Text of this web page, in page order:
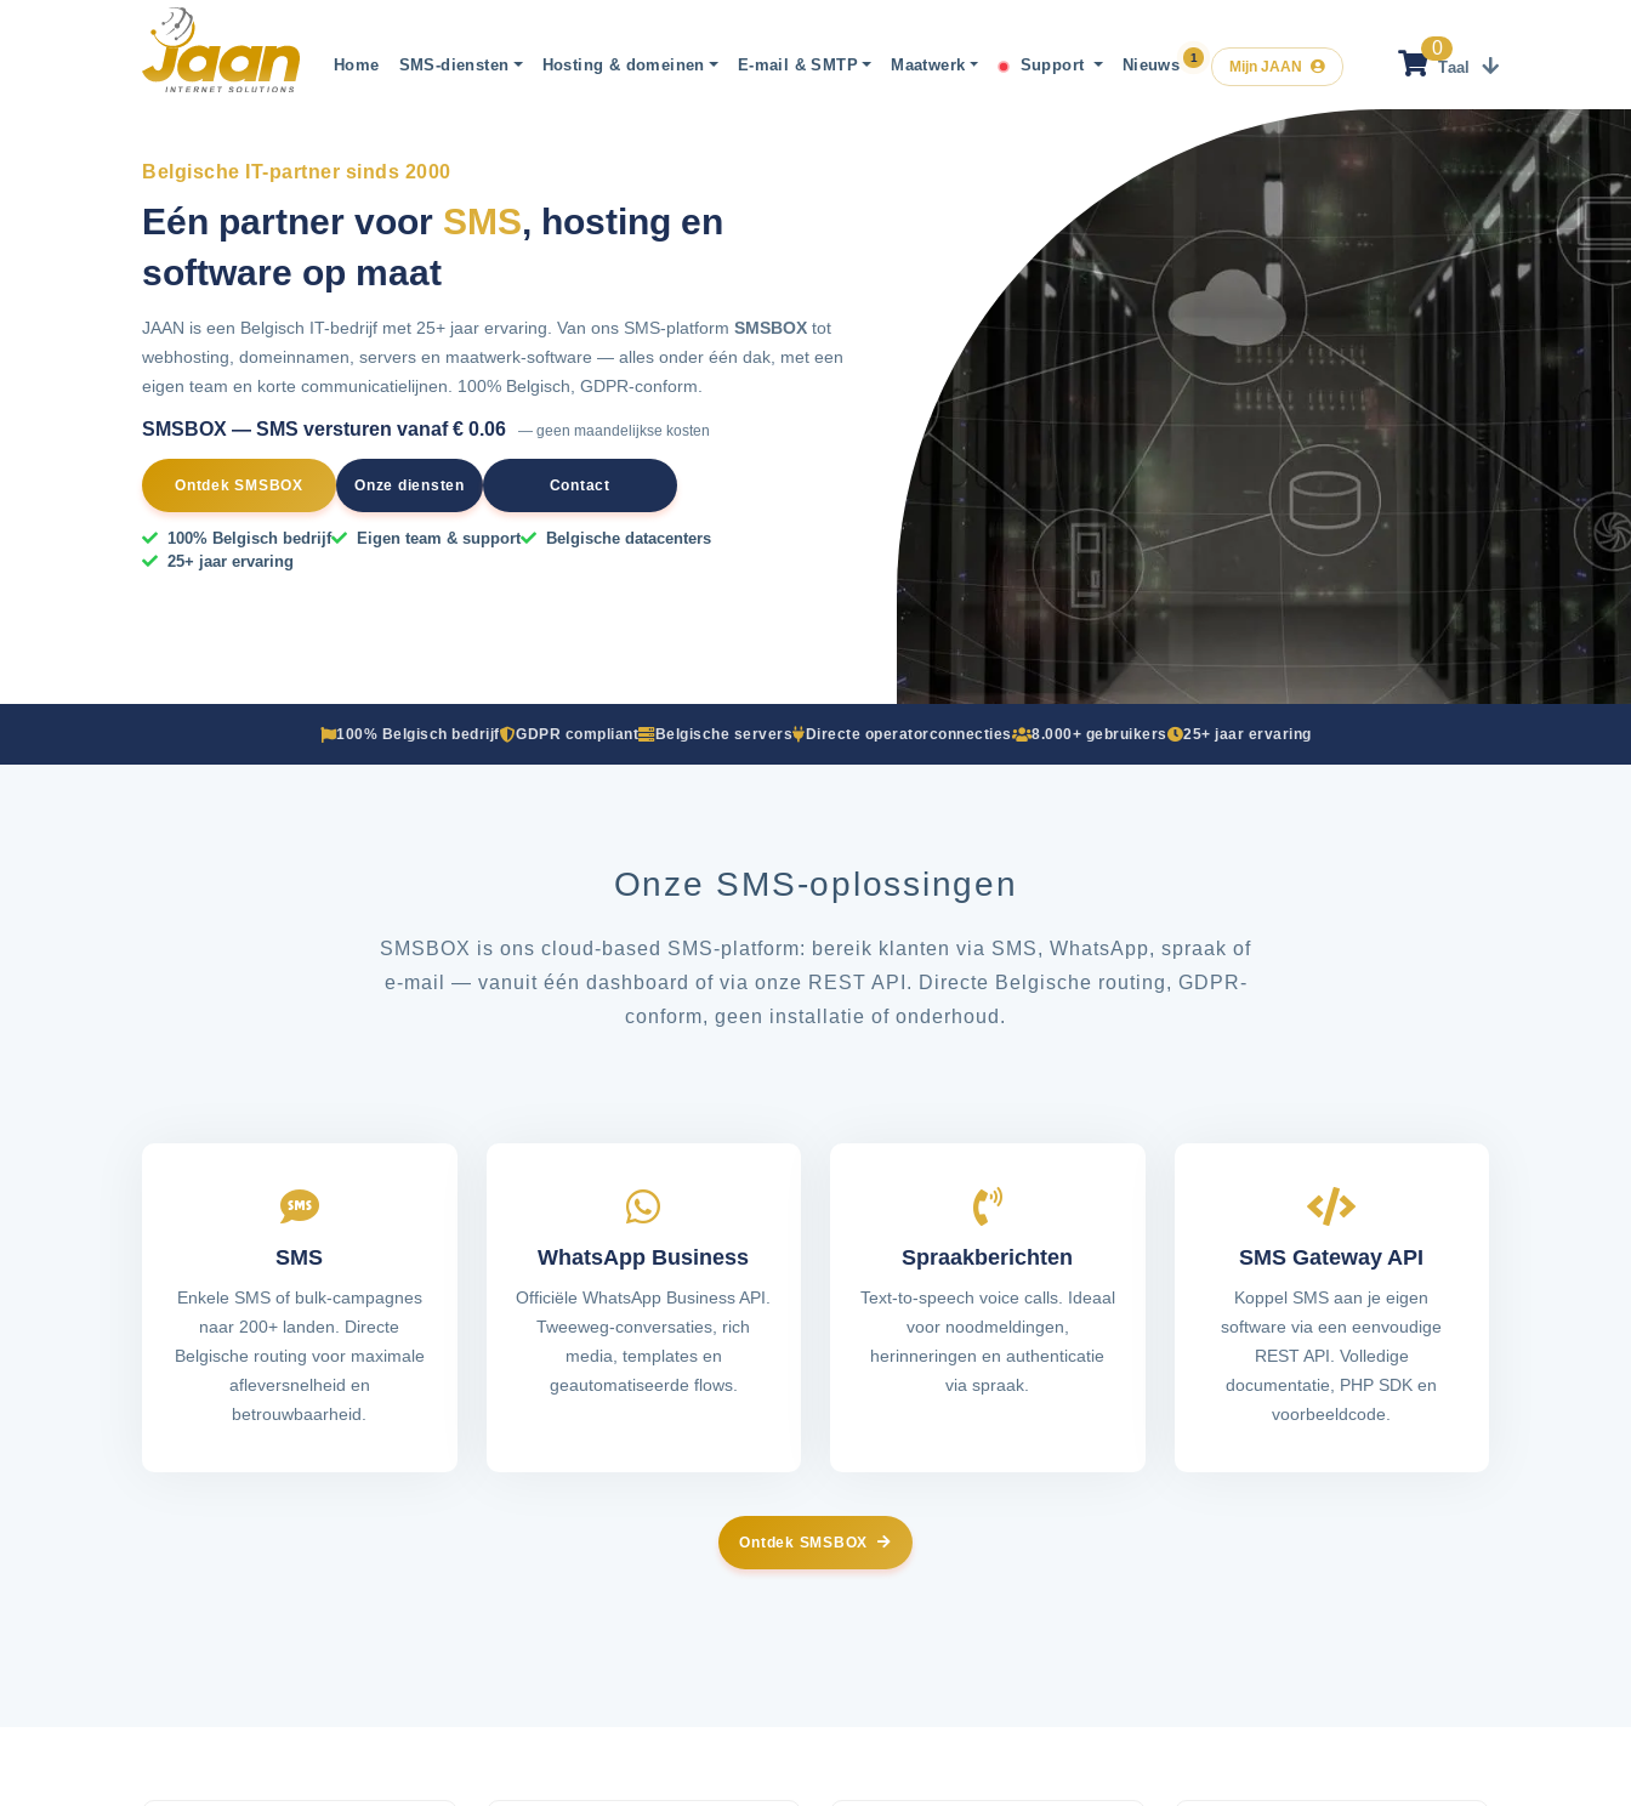
Home SMS-diensten Hosting & domeinen E-mail & SMTP Maatwerk Support Nieuws Mijn JAAN
0
Taal
Nederlands
English
Français
Belgische IT-partner sinds 2000
Eén partner voor SMS, hosting en
software op maat
JAAN is een Belgisch IT-bedrijf met 25+ jaar ervaring. Van ons SMS-platform SMSBOX tot
webhosting, domeinnamen, servers en maatwerk-software — alles onder één dak, met een
eigen team en korte communicatielijnen. 100% Belgisch, GDPR-conform.
SMSBOX — SMS versturen vanaf € 0.06 — geen maandelijkse kosten
Ontdek SMSBOX Onze diensten Contact
100% Belgisch bedrijf Eigen team & support
Belgische datacenters
25+ jaar ervaring
100% Belgisch bedrijf GDPR compliant Belgische servers Directe operatorconnecties 8.000+ gebruikers 25+ jaar ervaring
Onze SMS-oplossingen
SMSBOX is ons cloud-based SMS-platform: bereik klanten via SMS, WhatsApp, spraak of
e-mail — vanuit één dashboard of via onze REST API. Directe Belgische routing, GDPR-
conform, geen installatie of onderhoud.
SMS
Enkele SMS of bulk-campagnes
naar 200+ landen. Directe
Belgische routing voor maximale
afleversnelheid en
betrouwbaarheid.
WhatsApp Business
Officiële WhatsApp Business API.
Tweeweg-conversaties, rich
media, templates en
geautomatiseerde flows.
Spraakberichten
Text-to-speech voice calls. Ideaal
voor noodmeldingen,
herinneringen en authenticatie
via spraak.
SMS Gateway API
Koppel SMS aan je eigen
software via een eenvoudige
REST API. Volledige
documentatie, PHP SDK en
voorbeeldcode.
Ontdek SMSBOX